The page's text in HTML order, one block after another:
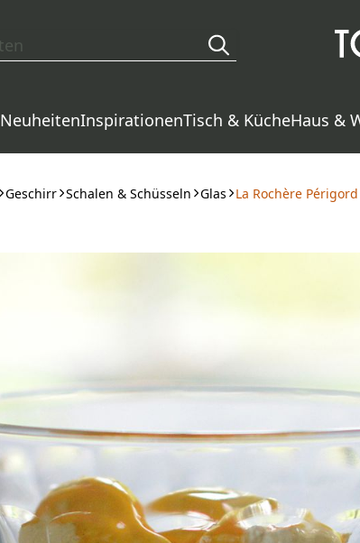
NeuheitenInspirationenTisch & KücheHaus &
Geschirr Schalen & Schüsseln Glas La Rochère